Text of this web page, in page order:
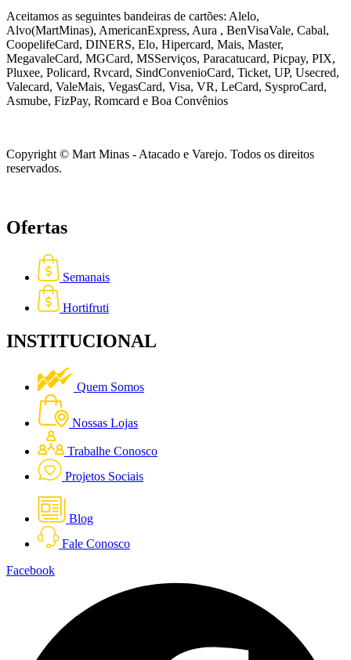
Aceitamos as seguintes bandeiras de cartões: Alelo,
Alvo(MartMinas), AmericanExpress, Aura , BenVisaVale, Cabal,
CoopelifeCard, DINERS, Elo, Hipercard, Mais, Master,
MegavaleCard, MGCard, MSServiços, Paracatucard, Picpay, PIX,
Pluxee, Policard, Rvcard, SindConvenioCard, Ticket, UP, Usecred,
Valecard, ValeMais, VegasCard, Visa, VR, LeCard, SysproCard,
Asmube, FizPay, Romcard e Boa Convênios
Copyright © Mart Minas - Atacado e Varejo. Todos os direitos
reservados.
Ofertas
Semanais
Hortifruti
INSTITUCIONAL
Quem Somos
Nossas Lojas
Trabalhe Conosco
Projetos Sociais
Blog
Fale Conosco
Facebook